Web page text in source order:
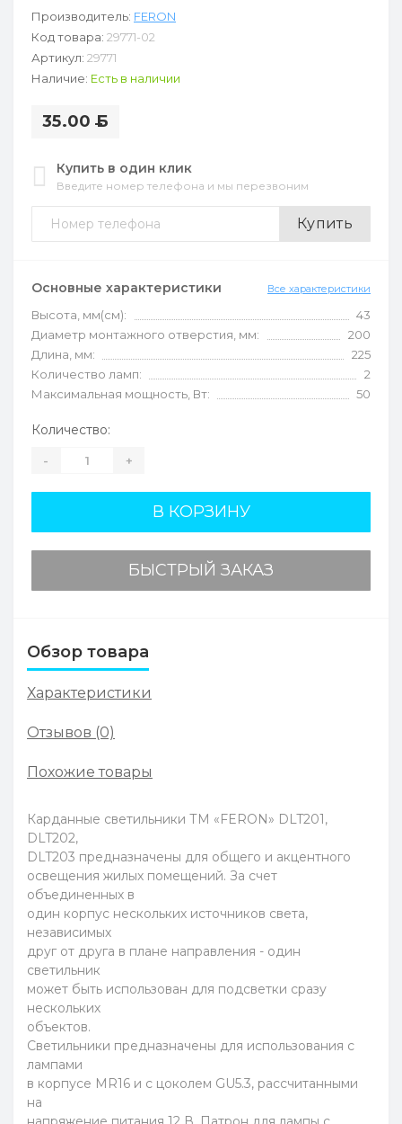
Производитель: FERON
Код товара: 29771-02
Артикул: 29771
Наличие: Есть в наличии
35.00Б
Купить в один клик
Введите номер телефона и мы перезвоним
Купить
Основные характеристики Все характеристики
Высота, мм(см):
43
Диаметр монтажного отверстия, мм:
200
Длина, мм:
225
Количество ламп:
2
Максимальная мощность, Вт:
50
Количество:
- +
В КОРЗИНУ
БЫСТРЫЙ ЗАКАЗ
Обзор товара
Характеристики
Отзывов (0)
Похожие товары
Карданные светильники ТМ «FERON» DLT201,
DLT202,
DLT203 предназначены для общего и акцентного
освещения жилых помещений. За счет
объединенных в
один корпус нескольких источников света,
независимых
друг от друга в плане направления - один
светильник
может быть использован для подсветки сразу
нескольких
объектов.
Светильники предназначены для использования с
лампами
в корпусе MR16 и с цоколем GU5.3, рассчитанными
на